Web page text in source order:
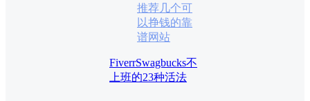
推荐几个可
以挣钱的靠
谱网站
FiverrSwagbucks不
上班的23种活法